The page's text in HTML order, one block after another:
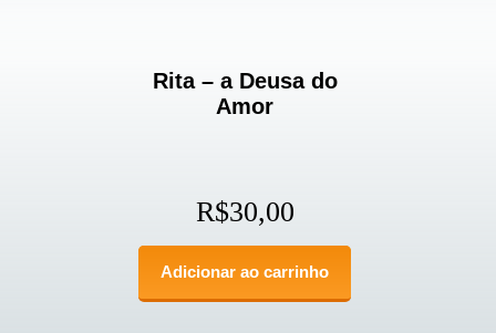
Rita – a Deusa do
Amor
R$30,00
Adicionar ao carrinho